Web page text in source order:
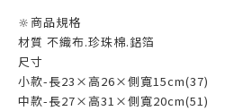
🔆商品規格
材質 不織布.珍珠棉.鋁箔
尺寸
小款-長23×高26×側寬15cm(37)
中款-長27×高31×側寬20cm(51)